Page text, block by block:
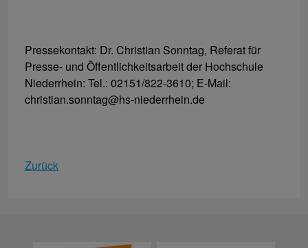
Pressekontakt: Dr. Christian Sonntag, Referat für
Presse- und Öffentlichkeitsarbeit der Hochschule
Niederrhein: Tel.: 02151/822-3610; E-Mail:
christian.sonntag@hs-niederrhein.de
Zurück